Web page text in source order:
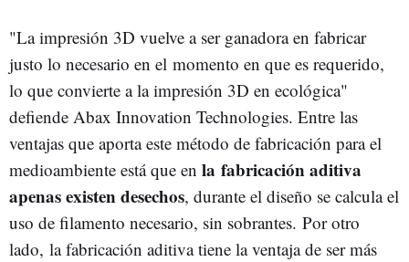
"La impresión 3D vuelve a ser ganadora en fabricar
justo lo necesario en el momento en que es requerido,
lo que convierte a la impresión 3D en ecológica"
defiende Abax Innovation Technologies. Entre las
ventajas que aporta este método de fabricación para el
medioambiente está que en la fabricación aditiva
apenas existen desechos, durante el diseño se calcula el
uso de filamento necesario, sin sobrantes. Por otro
lado, la fabricación aditiva tiene la ventaja de ser más